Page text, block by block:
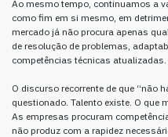
Ao mesmo tempo, continuamos a
como fim em si mesmo, em
mercado já não procura apenas
de resolução de problemas,
competências técnicas atualizadas.
O discurso recorrente de que “não
questionado. Talento existe. O que
As empresas procuram
não produz com a rapidez